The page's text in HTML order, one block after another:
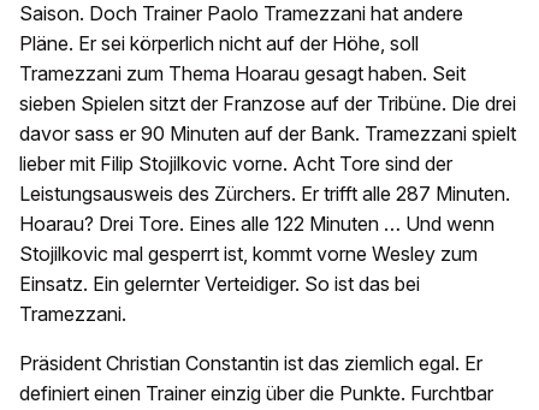
Saison. Doch Trainer Paolo Tramezzani hat andere
Pläne. Er sei körperlich nicht auf der Höhe, soll
Tramezzani zum Thema Hoarau gesagt haben. Seit
sieben Spielen sitzt der Franzose auf der Tribüne. Die drei
davor sass er 90 Minuten auf der Bank. Tramezzani spielt
lieber mit Filip Stojilkovic vorne. Acht Tore sind der
Leistungsausweis des Zürchers. Er trifft alle 287 Minuten.
Hoarau? Drei Tore. Eines alle 122 Minuten … Und wenn
Stojilkovic mal gesperrt ist, kommt vorne Wesley zum
Einsatz. Ein gelernter Verteidiger. So ist das bei
Tramezzani.
Präsident Christian Constantin ist das ziemlich egal. Er
definiert einen Trainer einzig über die Punkte. Furchtbar